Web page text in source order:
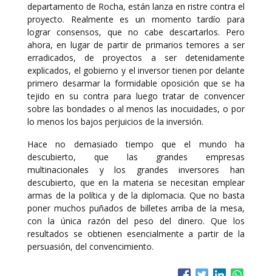
departamento de Rocha, están lanza en ristre contra el
proyecto. Realmente es un momento tardío para
lograr consensos, que no cabe descartarlos. Pero
ahora, en lugar de partir de primarios temores a ser
erradicados, de proyectos a ser detenidamente
explicados, el gobierno y el inversor tienen por delante
primero desarmar la formidable oposición que se ha
tejido en su contra para luego tratar de convencer
sobre las bondades o al menos las inocuidades, o por
lo menos los bajos perjuicios de la inversión.
Hace no demasiado tiempo que el mundo ha
descubierto, que las grandes empresas
multinacionales y los grandes inversores han
descubierto, que en la materia se necesitan emplear
armas de la política y de la diplomacia. Que no basta
poner muchos puñados de billetes arriba de la mesa,
con la única razón del peso del dinero. Que los
resultados se obtienen esencialmente a partir de la
persuasión, del convencimiento.